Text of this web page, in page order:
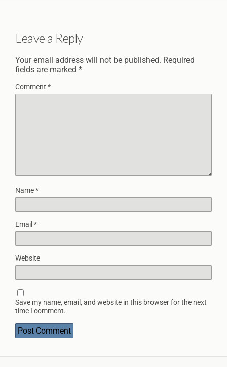
Leave a Reply
Your email address will not be published. Required
fields are marked *
Comment *
Name*
Email *
Website
Save my name, email, and website in this browser for the next
time I comment.